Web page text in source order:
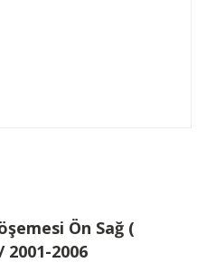
Ön Sağ (
2006